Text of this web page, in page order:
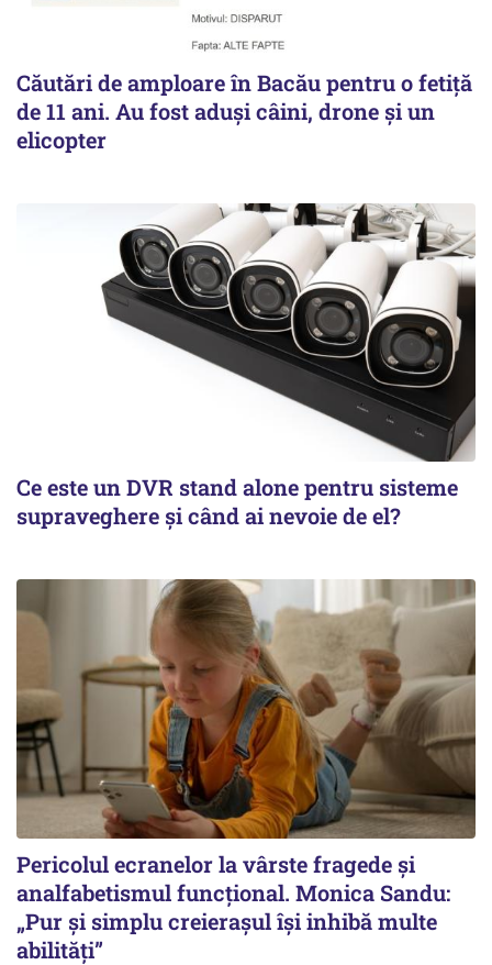
Căutări de amploare în Bacău pentru o fetiță
de 11 ani. Au fost aduși câini, drone și un
elicopter
Ce este un DVR stand alone pentru sisteme
supraveghere și când ai nevoie de el?
Pericolul ecranelor la vârste fragede și
analfabetismul funcțional. Monica Sandu:
„Pur și simplu creierașul își inhibă multe
abilități”